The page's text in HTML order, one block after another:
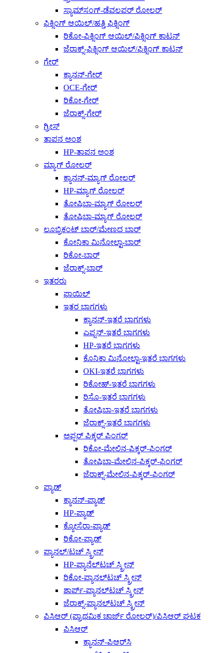
ಸ್ಯಾಮ್‌ಸಂಗ್-ಡೆವಲಪರ್ ರೋಲರ್
ಫಿಕ್ಸಿಂಗ್ ಆಯಿಲ್/ಹತ್ತಿ ಫಿಕ್ಸಿಂಗ್
ರಿಕೋ-ಫಿಕ್ಸಿಂಗ್ ಆಯಿಲ್/ಫಿಕ್ಸಿಂಗ್ ಕಾಟನ್
ಜೆರಾಕ್ಸ್-ಫಿಕ್ಸಿಂಗ್ ಆಯಿಲ್/ಫಿಕ್ಸಿಂಗ್ ಕಾಟನ್
ಗೇರ್
ಕ್ಯಾನನ್-ಗೇರ್
OCE-ಗೇರ್
ರಿಕೋ-ಗೇರ್
ಜೆರಾಕ್ಸ್-ಗೇರ್
ಗ್ರೀಸ್
ತಾಪನ ಅಂಶ
HP-ತಾಪನ ಅಂಶ
ಮ್ಯಾಗ್ ರೋಲರ್
ಕ್ಯಾನನ್-ಮ್ಯಾಗ್ ರೋಲರ್
HP-ಮ್ಯಾಗ್ ರೋಲರ್
ತೋಷಿಬಾ-ಮ್ಯಾಗ್ ರೋಲರ್
ತೋಷಿಬಾ-ಮ್ಯಾಗ್ ರೋಲರ್
ಲೂಬ್ರಿಕಂಟ್ ಬಾರ್/ಮೇಣದ ಬಾರ್
ಕೋನಿಕಾ ಮಿನೋಲ್ಟಾ-ಬಾರ್
ರಿಕೋ-ಬಾರ್
ಜೆರಾಕ್ಸ್-ಬಾರ್
ಇತರರು
ಫಾಯಿಲ್
ಇತರ ಭಾಗಗಳು
ಕ್ಯಾನನ್-ಇತರೆ ಭಾಗಗಳು
ಎಪ್ಸನ್-ಇತರೆ ಭಾಗಗಳು
HP-ಇತರೆ ಭಾಗಗಳು
ಕೊನಿಕಾ ಮಿನೋಲ್ಟಾ-ಇತರೆ ಭಾಗಗಳು
OKI-ಇತರೆ ಭಾಗಗಳು
ರಿಕೋಹ್-ಇತರೆ ಭಾಗಗಳು
ರಿಸೊ-ಇತರೆ ಭಾಗಗಳು
ತೋಷಿಬಾ-ಇತರೆ ಭಾಗಗಳು
ಜೆರಾಕ್ಸ್-ಇತರೆ ಭಾಗಗಳು
ಅಪ್ಪರ್ ಪಿಕ್ಕರ್ ಫಿಂಗರ್
ರಿಕೋ-ಮೇಲಿನ-ಪಿಕ್ಕರ್-ಫಿಂಗರ್
ತೋಷಿಬಾ-ಮೇಲಿನ-ಪಿಕ್ಕರ್-ಫಿಂಗರ್
ಜೆರಾಕ್ಸ್-ಮೇಲಿನ-ಪಿಕ್ಕರ್-ಫಿಂಗರ್
ಪ್ಯಾಡ್
ಕ್ಯಾನನ್-ಪ್ಯಾಡ್
HP-ಪ್ಯಾಡ್
ಕ್ಯೋಸೆರಾ-ಪ್ಯಾಡ್
ರಿಕೋ-ಪ್ಯಾಡ್
ಪ್ಯಾನಲ್/ಟಚ್ ಸ್ಕ್ರೀನ್
HP-ಪ್ಯಾನೆಲ್‌ಟಚ್ ಸ್ಕ್ರೀನ್
ರಿಕೋ-ಪ್ಯಾನಲ್‌ಟಚ್ ಸ್ಕ್ರೀನ್
ಶಾರ್ಪ್-ಪ್ಯಾನಲ್‌ಟಚ್ ಸ್ಕ್ರೀನ್
ಜೆರಾಕ್ಸ್-ಪ್ಯಾನಲ್‌ಟಚ್ ಸ್ಕ್ರೀನ್
ಪಿಸಿಆರ್ (ಪ್ರಾಥಮಿಕ ಚಾರ್ಜ್ ರೋಲರ್)/ಪಿಸಿಆರ್ ಘಟಕ
ಪಿಸಿಆರ್
ಕ್ಯಾನನ್-ಪಿಆರ್‌ಸಿ